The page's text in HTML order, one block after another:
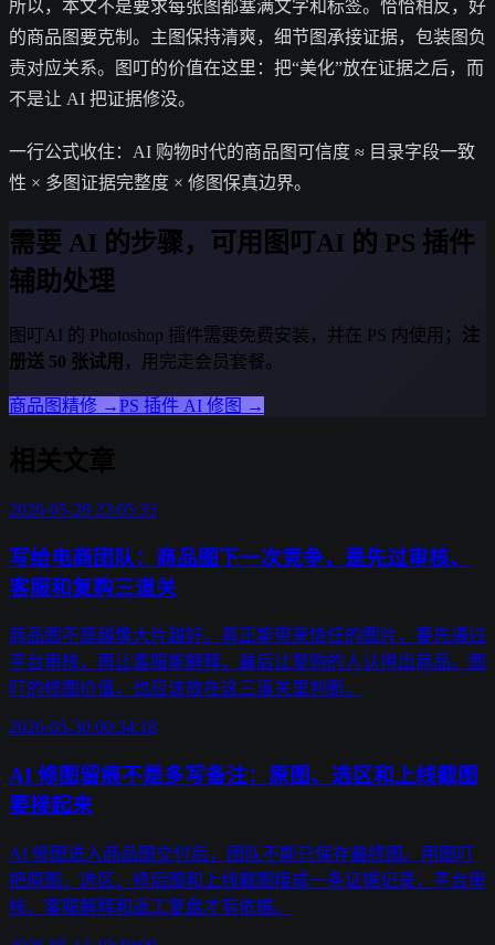
所以，本文不是要求每张图都塞满文字和标签。恰恰相反，好
的商品图要克制。主图保持清爽，细节图承接证据，包装图负
责对应关系。图叮的价值在这里：把“美化”放在证据之后，而
不是让 AI 把证据修没。
一行公式收住：AI 购物时代的商品图可信度 ≈ 目录字段一致
性 × 多图证据完整度 × 修图保真边界。
需要 AI 的步骤，可用图叮AI 的 PS 插件
辅助处理
图叮AI 的 Photoshop 插件需要免费安装，并在 PS 内使用； 注
册送 50 张试用 ，用完走会员套餐。
商品图精修 →PS 插件 AI 修图 →
2026-05-28 23:05:33
写给电商团队：商品图下一次竞争，是先过审核、
客服和复购三道关
商品图不是越像大片越好。真正能带来信任的图片，要先通过
平台审核，再让客服能解释，最后让复购的人认得出商品。图
叮的修图价值，也应该放在这三道关里判断。
2026-05-30 00:34:18
AI 修图留痕不是多写备注：原图、选区和上线截图
要接起来
AI 修图进入商品图交付后，团队不能只保存最终图。用图叮
把原图、选区、修后图和上线截图接成一条证据记录，平台审
核、客服解释和返工复盘才有依据。